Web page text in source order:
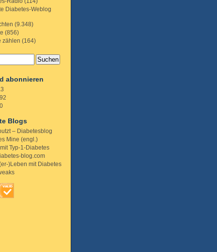
Diabetes-Weblog
(9.348)
(856)
zählen (164)
abonnieren
Blogs
– Diabetesblog
Mine (engl.)
Typ-1-Diabetes
blog.com
)Leben mit Diabetes